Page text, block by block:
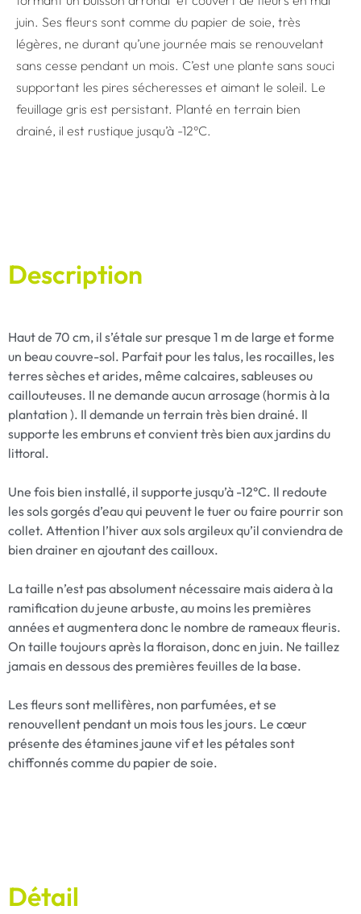
juin. Ses fleurs sont comme du papier de soie, très
légères, ne durant qu’une journée mais se renouvelant
sans cesse pendant un mois. C’est une plante sans souci
supportant les pires sécheresses et aimant le soleil. Le
feuillage gris est persistant. Planté en terrain bien
drainé, il est rustique jusqu’à -12°C.
Description
Haut de 70 cm, il s’étale sur presque 1 m de large et forme
un beau couvre-sol. Parfait pour les talus, les rocailles, les
terres sèches et arides, même calcaires, sableuses ou
caillouteuses. Il ne demande aucun arrosage (hormis à la
plantation ). Il demande un terrain très bien drainé. Il
supporte les embruns et convient très bien aux jardins du
littoral.
Une fois bien installé, il supporte jusqu’à -12°C. Il redoute
les sols gorgés d’eau qui peuvent le tuer ou faire pourrir son
collet. Attention l’hiver aux sols argileux qu’il conviendra de
bien drainer en ajoutant des cailloux.
La taille n’est pas absolument nécessaire mais aidera à la
ramification du jeune arbuste, au moins les premières
années et augmentera donc le nombre de rameaux fleuris.
On taille toujours après la floraison, donc en juin. Ne taillez
jamais en dessous des premières feuilles de la base.
Les fleurs sont mellifères, non parfumées, et se
renouvellent pendant un mois tous les jours. Le cœur
présente des étamines jaune vif et les pétales sont
chiffonnés comme du papier de soie.
Détail